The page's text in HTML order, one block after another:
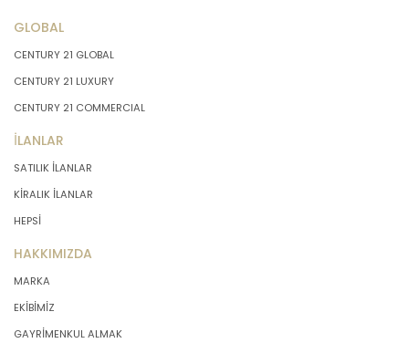
GLOBAL
CENTURY 21 GLOBAL
CENTURY 21 LUXURY
CENTURY 21 COMMERCIAL
İLANLAR
SATILIK İLANLAR
KİRALIK İLANLAR
HEPSİ
HAKKIMIZDA
MARKA
EKİBİMİZ
GAYRİMENKUL ALMAK